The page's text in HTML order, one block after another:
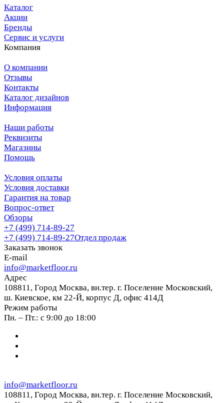
Каталог
Акции
Бренды
Сервис и услуги
Компания
О компании
Отзывы
Контакты
Каталог дизайнов
Информация
Наши работы
Реквизиты
Магазины
Помощь
Условия оплаты
Условия доставки
Гарантия на товар
Вопрос-ответ
Обзоры
+7 (499) 714-89-27
+7 (499) 714-89-27Отдел продаж
Заказать звонок
E-mail
info@marketfloor.ru
Адрес
108811, Город Москва, вн.тер. г. Поселение Московский,
ш. Киевское, км 22-Й, корпус Д, офис 414Д
Режим работы
Пн. – Пт.: с 9:00 до 18:00
info@marketfloor.ru
108811, Город Москва, вн.тер. г. Поселение Московский,